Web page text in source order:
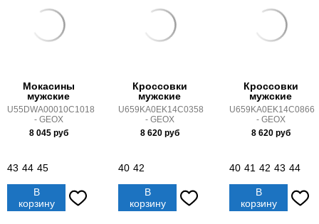
Мокасины
мужские
U55DWA00010C1018
- GEOX
8 045руб
43 44 45
В
корзину
Кроссовки
мужские
U659KA0EK14C0358
- GEOX
8 620руб
40 42
В
корзину
Кроссовки
мужские
U659KA0EK14C0866
- GEOX
8 620руб
40 41 42 43 44
В
корзину